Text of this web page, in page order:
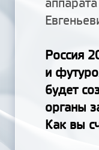
Россия
и
будет
органы
Как вы